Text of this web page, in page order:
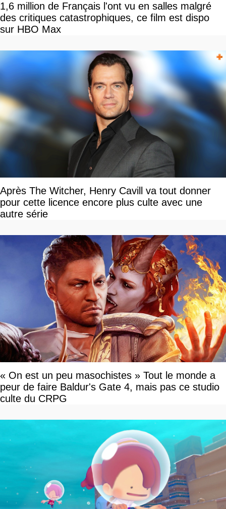
1,6 million de Français l'ont vu en salles malgré
des critiques catastrophiques, ce film est dispo
sur HBO Max
Après The Witcher, Henry Cavill va tout donner
pour cette licence encore plus culte avec une
autre série
« On est un peu masochistes » Tout le monde a
peur de faire Baldur's Gate 4, mais pas ce studio
culte du CRPG